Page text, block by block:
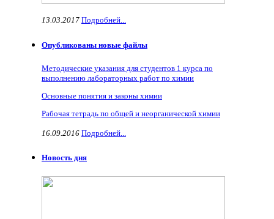
13.03.2017 Подробней...
Опубликованы новые файлы
Методические указания для студентов 1 курса по
выполнению лабораторных работ по химии
Основные понятия и законы химии
Рабочая тетрадь по общей и неорганической химии
16.09.2016 Подробней...
Новость дня